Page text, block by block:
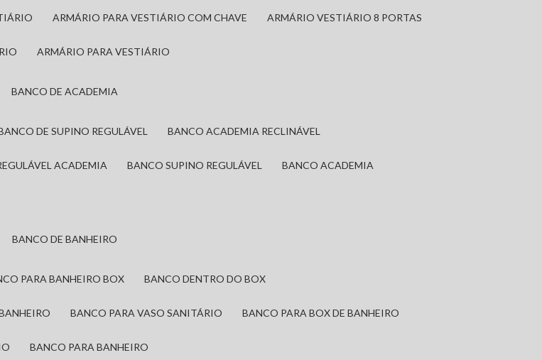
ARMÁRIO PARA VESTIÁRIO COM CHAVE ARMÁRIO VESTIÁRIO 8 PORTAS
ARMÁRIO PARA VESTIÁRIO
BANCO DE ACADEMIA
BANCO DE SUPINO REGULÁVEL BANCO ACADEMIA RECLINÁVEL
ACADEMIA BANCO SUPINO REGULÁVEL BANCO ACADEMIA
BANCO DE BANHEIRO
PARA BANHEIRO BOX BANCO DENTRO DO BOX
BANCO PARA VASO SANITÁRIO BANCO PARA BOX DE BANHEIRO
BANCO PARA BANHEIRO